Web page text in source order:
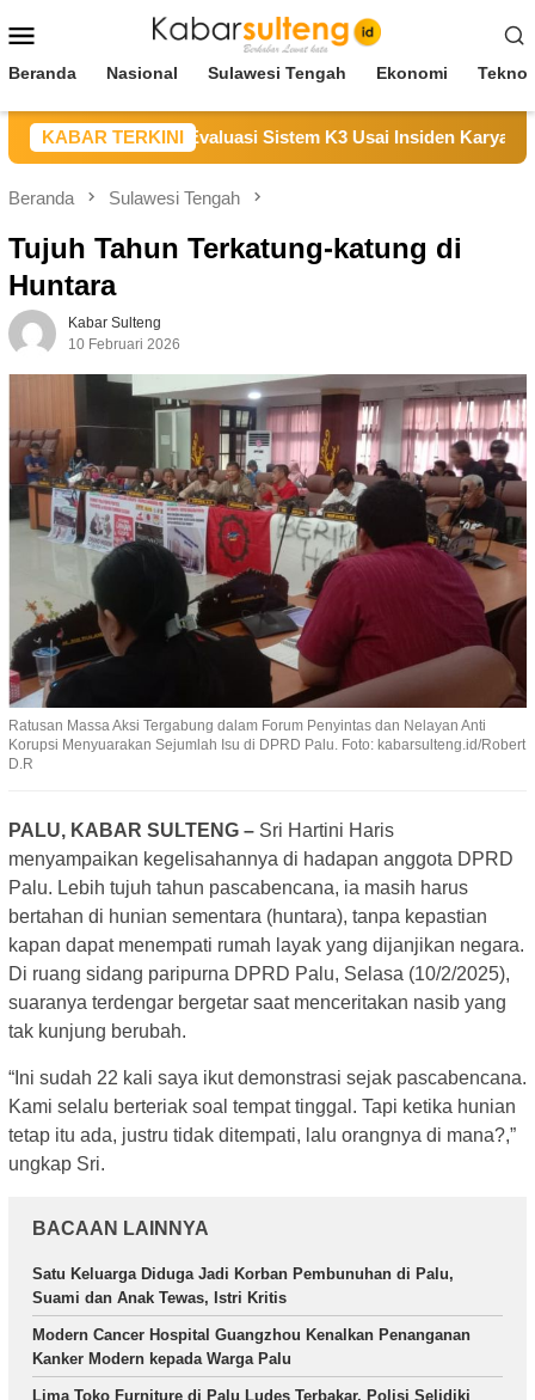
ke
Mobile
Beranda Nasional Sulawesi Tengah Ekonomi
KABAR TERKINI
Janji Evaluasi Sistem K3 Usai Insiden Karyawan di Area
Beranda Sulawesi Tengah
Tujuh Tahun Terkatung-katung di
Huntara
Kabar Sulteng
10 Februari 2026
Ratusan Massa Aksi Tergabung dalam Forum Penyintas dan Nelayan Anti
Korupsi Menyuarakan Sejumlah Isu di DPRD Palu. Foto: kabarsulteng.id/Robert
D.R
PALU, KABAR SULTENG – Sri Hartini Haris
menyampaikan kegelisahannya di hadapan anggota DPRD
Palu. Lebih tujuh tahun pascabencana, ia masih harus
bertahan di hunian sementara (huntara), tanpa kepastian
kapan dapat menempati rumah layak yang dijanjikan negara.
Di ruang sidang paripurna DPRD Palu, Selasa (10/2/2025),
suaranya terdengar bergetar saat menceritakan nasib yang
tak kunjung berubah.
“Ini sudah 22 kali saya ikut demonstrasi sejak pascabencana.
Kami selalu berteriak soal tempat tinggal. Tapi ketika hunian
tetap itu ada, justru tidak ditempati, lalu orangnya di mana?,”
ungkap Sri.
BACAAN LAINNYA
Satu Keluarga Diduga Jadi Korban Pembunuhan di Palu,
Suami dan Anak Tewas, Istri Kritis
Modern Cancer Hospital Guangzhou Kenalkan Penanganan
Kanker Modern kepada Warga Palu
Lima Toko Furniture di Palu Ludes Terbakar, Polisi Selidiki